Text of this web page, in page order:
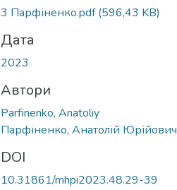
3 Парфіненко.pdf(596,43 KB)
Дата
2023
Автори
Parfinenko, Anatoliy
Парфіненко, Анатолій Юрійович
DOI
10.31861/mhpi2023.48.29-39